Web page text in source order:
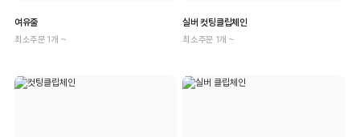
여유줄
최소주문 1개 ~
실버 컷팅클립체인
최소주문 1개 ~